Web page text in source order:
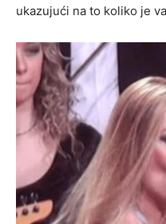
ukazujući na to koliko je